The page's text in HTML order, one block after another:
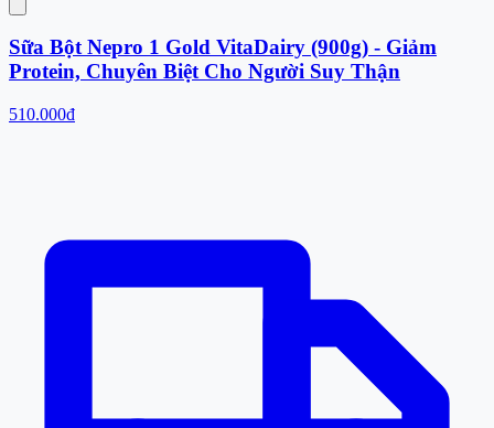
Sữa Bột Nepro 1 Gold VitaDairy (900g) - Giảm
Protein, Chuyên Biệt Cho Người Suy Thận
510.000đ